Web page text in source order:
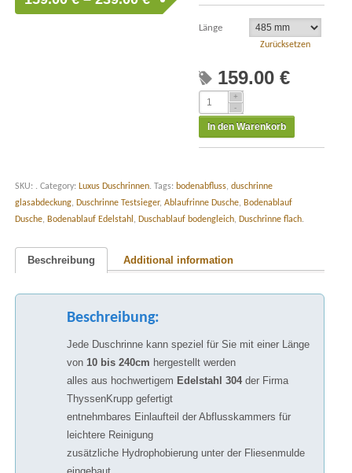
Länge
Zurücksetzen
159.00 €
In den Warenkorb
SKU: . Category: Luxus Duschrinnen. Tags: bodenabfluss, duschrinne
glasabdeckung, Duschrinne Testsieger, Ablaufrinne Dusche, Bodenablauf
Dusche, Bodenablauf Edelstahl , Duschablauf bodengleich, Duschrinne flach.
Beschreibung Additional information
Beschreibung:
Jede Duschrinne kann speziel für Sie mit einer Länge
von 10 bis 240cm hergestellt werden
alles aus hochwertigem Edelstahl 304der Firma
ThyssenKrupp gefertigt
entnehmbares Einlaufteil der Abflusskammers für
leichtere Reinigung
zusätzliche Hydrophobierung unter der Fliesenmulde